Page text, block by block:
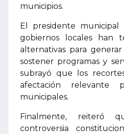
municipios.
El presidente
gobiernos locales han
alternativas para
sostener programas y
subrayó que los
afectación relevante
municipales.
Finalmente, reiteró
controversia